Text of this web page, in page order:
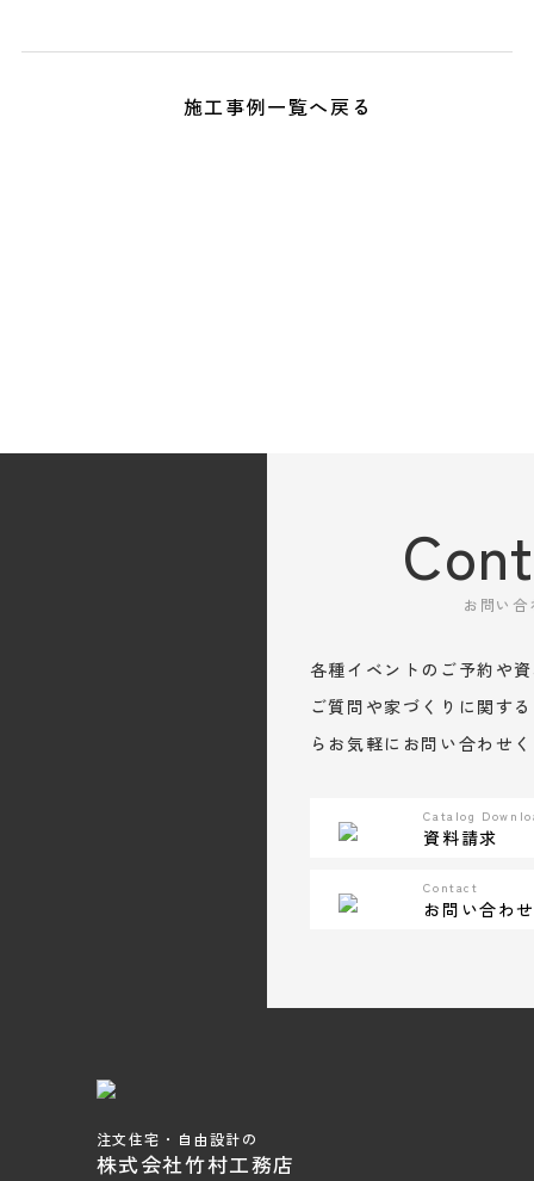
施工事例一覧へ戻る
お問い合
各種イベントのご予約や
ご質問や家づくりに関す
らお気軽にお問い合わせ
Catalog
資料請求
Contact
お問い合わせ
注文住宅・自由設計の
株式会社竹村工務店